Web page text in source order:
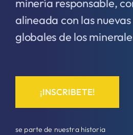
minería responsable,
alineada con las
globales de los
¡INSCRIBETE!
se parte de nuestra historia